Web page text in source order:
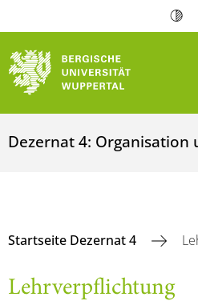
Dezernat 4: Organisation
Startseite Dezernat 4
Lehrverpflichtung